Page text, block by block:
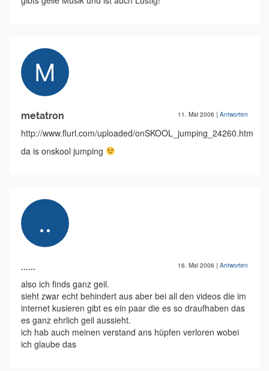
metatron 11. Mai 2006 | Antworten
http://www.flurl.com/uploaded/onSKOOL_jumping_24260.html
da is onskool jumping
...... 16. Mai 2006 | Antworten
also ich finds ganz geil.
sieht zwar echt behindert aus aber bei all den videos die im
internet kusieren gibt es ein paar die es so draufhaben das
es ganz ehrlich geil aussieht.
ich hab auch meinen verstand ans hüpfen verloren wobei
ich glaube das